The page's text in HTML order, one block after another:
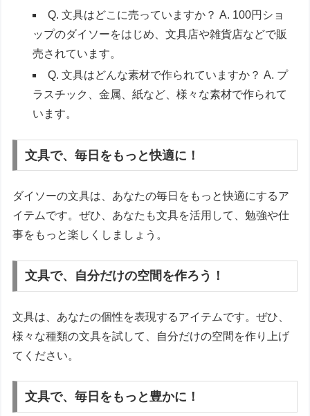
Q. 文具はどこに売っていますか？ A. 100円ショ
ップのダイソーをはじめ、文具店や雑貨店などで販
売されています。
Q. 文具はどんな素材で作られていますか？ A. プ
ラスチック、金属、紙など、様々な素材で作られて
います。
文具で、毎日をもっと快適に！
ダイソーの文具は、あなたの毎日をもっと快適にするア
イテムです。ぜひ、あなたも文具を活用して、勉強や仕
事をもっと楽しくしましょう。
文具で、自分だけの空間を作ろう！
文具は、あなたの個性を表現するアイテムです。ぜひ、
様々な種類の文具を試して、自分だけの空間を作り上げ
てください。
文具で、毎日をもっと豊かに！